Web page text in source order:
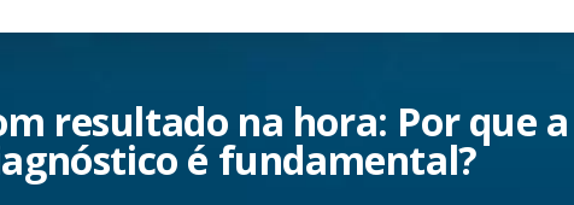
resultado na hora: Por que
é fundamental?